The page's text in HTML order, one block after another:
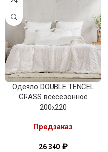
Одеяло DOUBLE TENCEL
GRASS всесезонное
200х220
Предзаказ
26 340 ₽